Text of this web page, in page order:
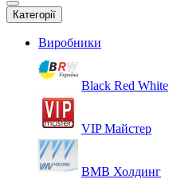
Категорії
Виробники
Black Red White
VIP Майстер
ВМВ Холдинг